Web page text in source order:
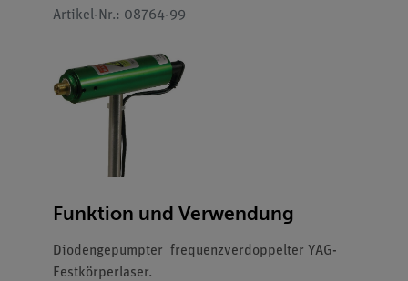
Artikel-Nr.: 08764-99
Funktion und Verwendung
Diodengepumpter frequenzverdoppelter YAG-
Festkörperlaser.